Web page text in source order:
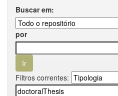
Buscar em:
por
Filtros correntes: